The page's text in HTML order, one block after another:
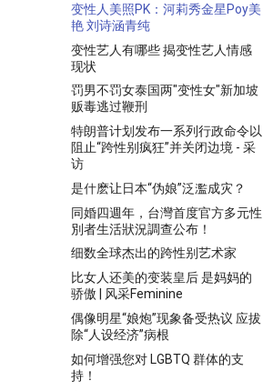
变性人美照PK：河莉秀金星Poy美
艳 刘诗涵青纯
变性艺人有哪些 揭变性艺人情感
现状
罚男不罚女泰国两"变性女"新加坡
贩毒逃过鞭刑
特朗普计划发布一系列行政命令以
阻止“跨性别疯狂”并关闭边境 - 采
访
是什麽让日本“伪娘”泛濫成灾？
同婚四週年，台灣首度官方多元性
別者生活狀況調查公布！
细数全球杰出的跨性别艺术家
比女人还美的变装皇后 是妈妈的
骄傲 | 风采Feminine
偶像明星“娘炮”现象备受热议 应拔
除“人设经济”病根
如何增强您对 LGBTQ 群体的支
持！